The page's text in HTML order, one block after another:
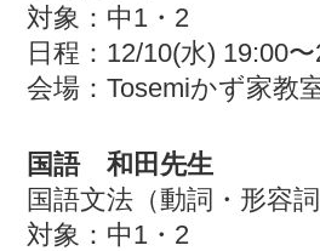
対象：中1・2
日程：12/10(水) 19:00
会場：Tosemiかず家教
国語 和田先生
国語文法（動詞・形容
対象：中1・2